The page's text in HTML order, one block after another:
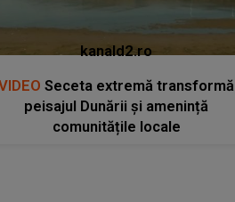
kanald2.ro
Seceta extremă transformă
peisajul Dunării și amenință
comunitățile locale